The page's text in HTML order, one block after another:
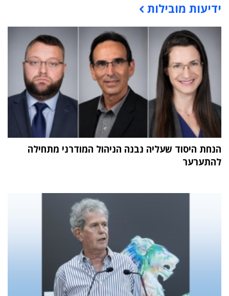
תוכן פרסומי
ידיעות מובילות
הנחת היסוד שעליה נבנה הניהול המודרני מתחילה
להתערער